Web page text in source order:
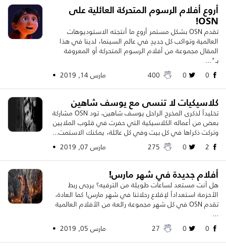
أروع أفلام الرسوم المتحركة العائلية على
OSN!
تقدم OSN بشكل مستمر أروع ما أنتجته الاستوديوهات
العالمية وتواكب كل جديدٍ في عالم السينما، لدينا في هذا
المقال مجموعة من أفلام الرسوم المتحركة أو المعروفة
بـ"...
مارس 14, 2019 •
كلاسيكيات لا تنسى مع يوسف شاهين
تخليداً لذكرى المخرج الراحل يوسف شاهين، تود OSN مشاركة
بعض من أعماله الكلاسيكية التي حفرت في قلوب الملايين
وتركت ذكراها في كل بيت وفي كل عائلة، يمكنك الاستمت...
مارس 07, 2019 •
أفلام جديدة في شهر مارس!
هل أنت مستعد لساعات طويلة من الترفيه؟ يرجى ربط
الأحزمة استعداداً لإقلاع رحلاتنا في شهر مارس! كما العادة،
تقدم OSN في كل شهر مجموعة رائعة من الأفلام العالمية
...
مارس 05, 2019 •